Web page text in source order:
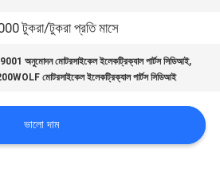
টুকরা/টুকরা প্রতি মাসে
অনুমোদন মোটরসাইকেল ইলেকট্রিক্যাল পার্টস সিডিআই,
মোটরসাইকেল ইলেকট্রিক্যাল পার্টস সিডিআই
ভালো দাম